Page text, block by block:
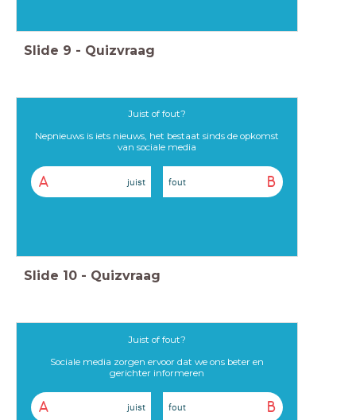
Slide 9 - Quizvraag
Juist of fout?
Nepnieuws is iets nieuws, het bestaat sinds de opkomst
van sociale media
A juist B
fout
Slide 10 - Quizvraag
Juist of fout?
Sociale media zorgen ervoor dat we ons beter en
gerichter informeren
A juist B
fout